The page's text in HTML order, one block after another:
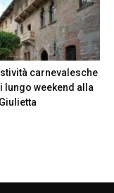
carnevalesche
lungo weekend alla